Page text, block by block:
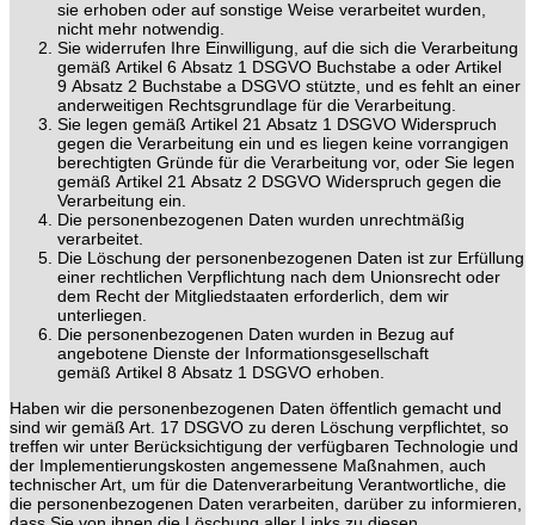
sie erhoben oder auf sonstige Weise verarbeitet wurden,
nicht mehr notwendig.
Sie widerrufen Ihre Einwilligung, auf die sich die Verarbeitung
gemäß Artikel 6 Absatz 1 DSGVO Buchstabe a oder Artikel
9 Absatz 2 Buchstabe a DSGVO stützte, und es fehlt an einer
anderweitigen Rechtsgrundlage für die Verarbeitung.
Sie legen gemäß Artikel 21 Absatz 1 DSGVO Widerspruch
gegen die Verarbeitung ein und es liegen keine vorrangigen
berechtigten Gründe für die Verarbeitung vor, oder Sie legen
gemäß Artikel 21 Absatz 2 DSGVO Widerspruch gegen die
Verarbeitung ein.
Die personenbezogenen Daten wurden unrechtmäßig
verarbeitet.
Die Löschung der personenbezogenen Daten ist zur Erfüllung
einer rechtlichen Verpflichtung nach dem Unionsrecht oder
dem Recht der Mitgliedstaaten erforderlich, dem wir
unterliegen.
Die personenbezogenen Daten wurden in Bezug auf
angebotene Dienste der Informationsgesellschaft
gemäß Artikel 8 Absatz 1 DSGVO erhoben.
Haben wir die personenbezogenen Daten öffentlich gemacht und
sind wir gemäß Art. 17 DSGVO zu deren Löschung verpflichtet, so
treffen wir unter Berücksichtigung der verfügbaren Technologie und
der Implementierungskosten angemessene Maßnahmen, auch
technischer Art, um für die Datenverarbeitung Verantwortliche, die
die personenbezogenen Daten verarbeiten, darüber zu informieren,